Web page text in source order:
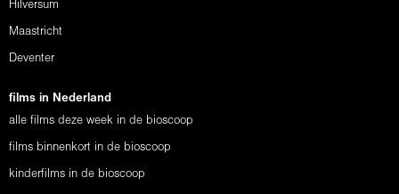
Hilversum
Maastricht
Deventer
films in Nederland
alle films deze week in de bioscoop
films binnenkort in de bioscoop
kinderfilms in de bioscoop